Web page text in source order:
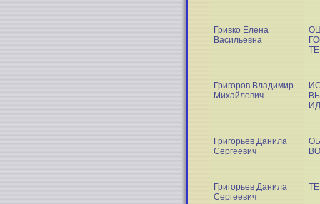
Гривко Елена
Васильевна
Григоров Владимир
Михайлович
Григорьев Данила
Сергеевич
Григорьев Данила
Сергеевич